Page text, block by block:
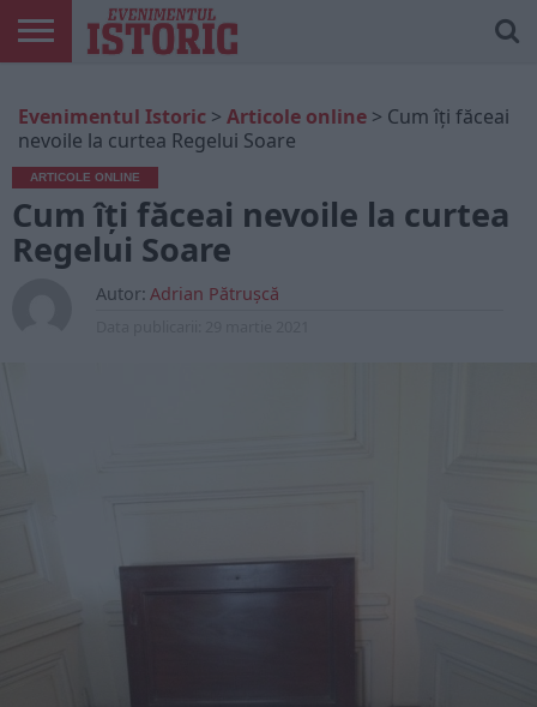
ONLINE
EDIȚII
TIPĂRITE
ISTORIC
PLAY
CONTUL
MEU
Evenimentul Istoric > Articole online > Cum îți făceai
nevoile la curtea Regelui Soare
ARTICOLE ONLINE
Cum îți făceai nevoile la curtea
Regelui Soare
Autor: Adrian Pătrușcă